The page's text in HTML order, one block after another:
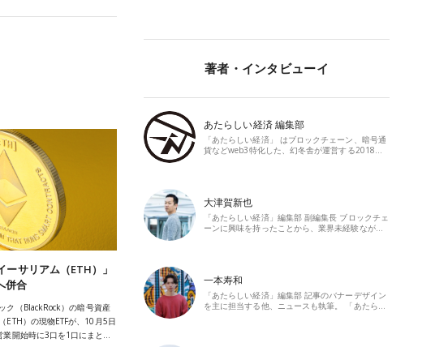
サリアム（ETH）」
併合
ク（BlackRock）の暗号資産
ETH）の現物ETFが、10月5日
業開始時に3口を1口にまと…
著者・インタビューイ
あたらしい経済 編集部
「あたらしい経済」 はブロックチェーン、暗号通
貨などweb3特化した、幻冬舎が運営する2018…
大津賀新也
「あたらしい経済」編集部 副編集長 ブロックチェ
ーンに興味を持ったことから、業界未経験なが…
一本寿和
「あたらしい経済」編集部 記事のバナーデザイン
を主に担当する他、ニュースも執筆。 「あたら…